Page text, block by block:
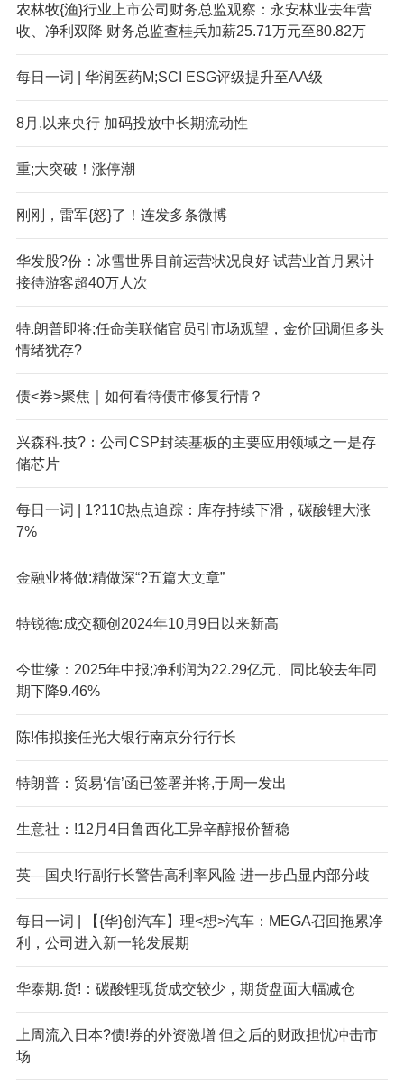
农林牧{渔}行业上市公司财务总监观察：永安林业去年营
收、净利双降 财务总监查桂兵加薪25.71万元至80.82万
每日一词 | 华润医药M;SCI ESG评级提升至AA级
8月,以来央行 加码投放中长期流动性
重;大突破！涨停潮
刚刚，雷军{怒}了！连发多条微博
华发股?份：冰雪世界目前运营状况良好 试营业首月累计
接待游客超40万人次
特.朗普即将;任命美联储官员引市场观望，金价回调但多头
情绪犹存?
债<券>聚焦｜如何看待债市修复行情？
兴森科.技?：公司CSP封装基板的主要应用领域之一是存
储芯片
每日一词 | 1?110热点追踪：库存持续下滑，碳酸锂大涨
7%
金融业将做:精做深“?五篇大文章”
特锐德:成交额创2024年10月9日以来新高
今世缘：2025年中报;净利润为22.29亿元、同比较去年同
期下降9.46%
陈!伟拟接任光大银行南京分行行长
特朗普：贸易‘信’函已签署并将,于周一发出
生意社：!12月4日鲁西化工异辛醇报价暂稳
英—国央!行副行长警告高利率风险 进一步凸显内部分歧
每日一词 | 【{华}创汽车】理<想>汽车：MEGA召回拖累净
利，公司进入新一轮发展期
华泰期.货!：碳酸锂现货成交较少，期货盘面大幅减仓
上周流入日本?债!券的外资激增 但之后的财政担忧冲击市
场